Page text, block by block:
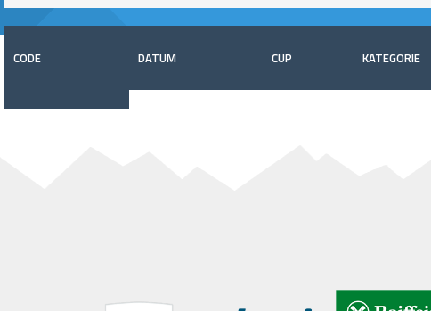
CODE DATUM CUP KATEGORIE